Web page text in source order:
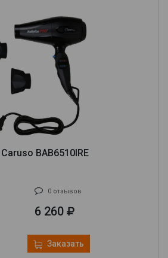
BAB6510IRE
0 отзывов
6 260
Заказать